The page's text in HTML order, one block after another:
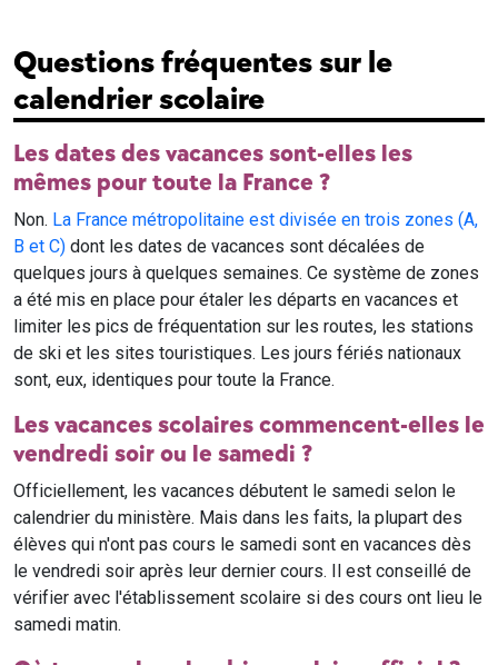
Questions fréquentes sur le
calendrier scolaire
Les dates des vacances sont-elles les
mêmes pour toute la France ?
Non. La France métropolitaine est divisée en trois zones (A,
B et C) dont les dates de vacances sont décalées de
quelques jours à quelques semaines. Ce système de zones
a été mis en place pour étaler les départs en vacances et
limiter les pics de fréquentation sur les routes, les stations
de ski et les sites touristiques. Les jours fériés nationaux
sont, eux, identiques pour toute la France.
Les vacances scolaires commencent-elles le
vendredi soir ou le samedi ?
Officiellement, les vacances débutent le samedi selon le
calendrier du ministère. Mais dans les faits, la plupart des
élèves qui n'ont pas cours le samedi sont en vacances dès
le vendredi soir après leur dernier cours. Il est conseillé de
vérifier avec l'établissement scolaire si des cours ont lieu le
samedi matin.